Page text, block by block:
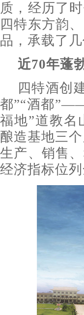
质，经历了
四特东方韵
品，承载了
近70年蓬
四特酒创
都”“酒都
福地”道教名
酿造基地三
生产、销售
经济指标位